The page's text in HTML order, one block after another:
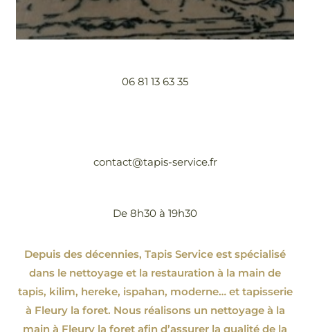
06 81 13 63 35
contact@tapis-service.fr
De 8h30 à 19h30
Depuis des décennies, Tapis Service est spécialisé
dans le nettoyage et la restauration à la main de
tapis, kilim, hereke, ispahan, moderne…et tapisserie
à Fleury la foret. Nous réalisons un nettoyage à la
main à Fleury la foret afin d’assurer la qualité de la